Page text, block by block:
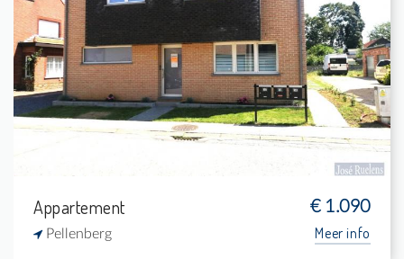
Verhuurd: Appartement
2
-
1
-
Appartement € 1.090
Pellenberg Meer info